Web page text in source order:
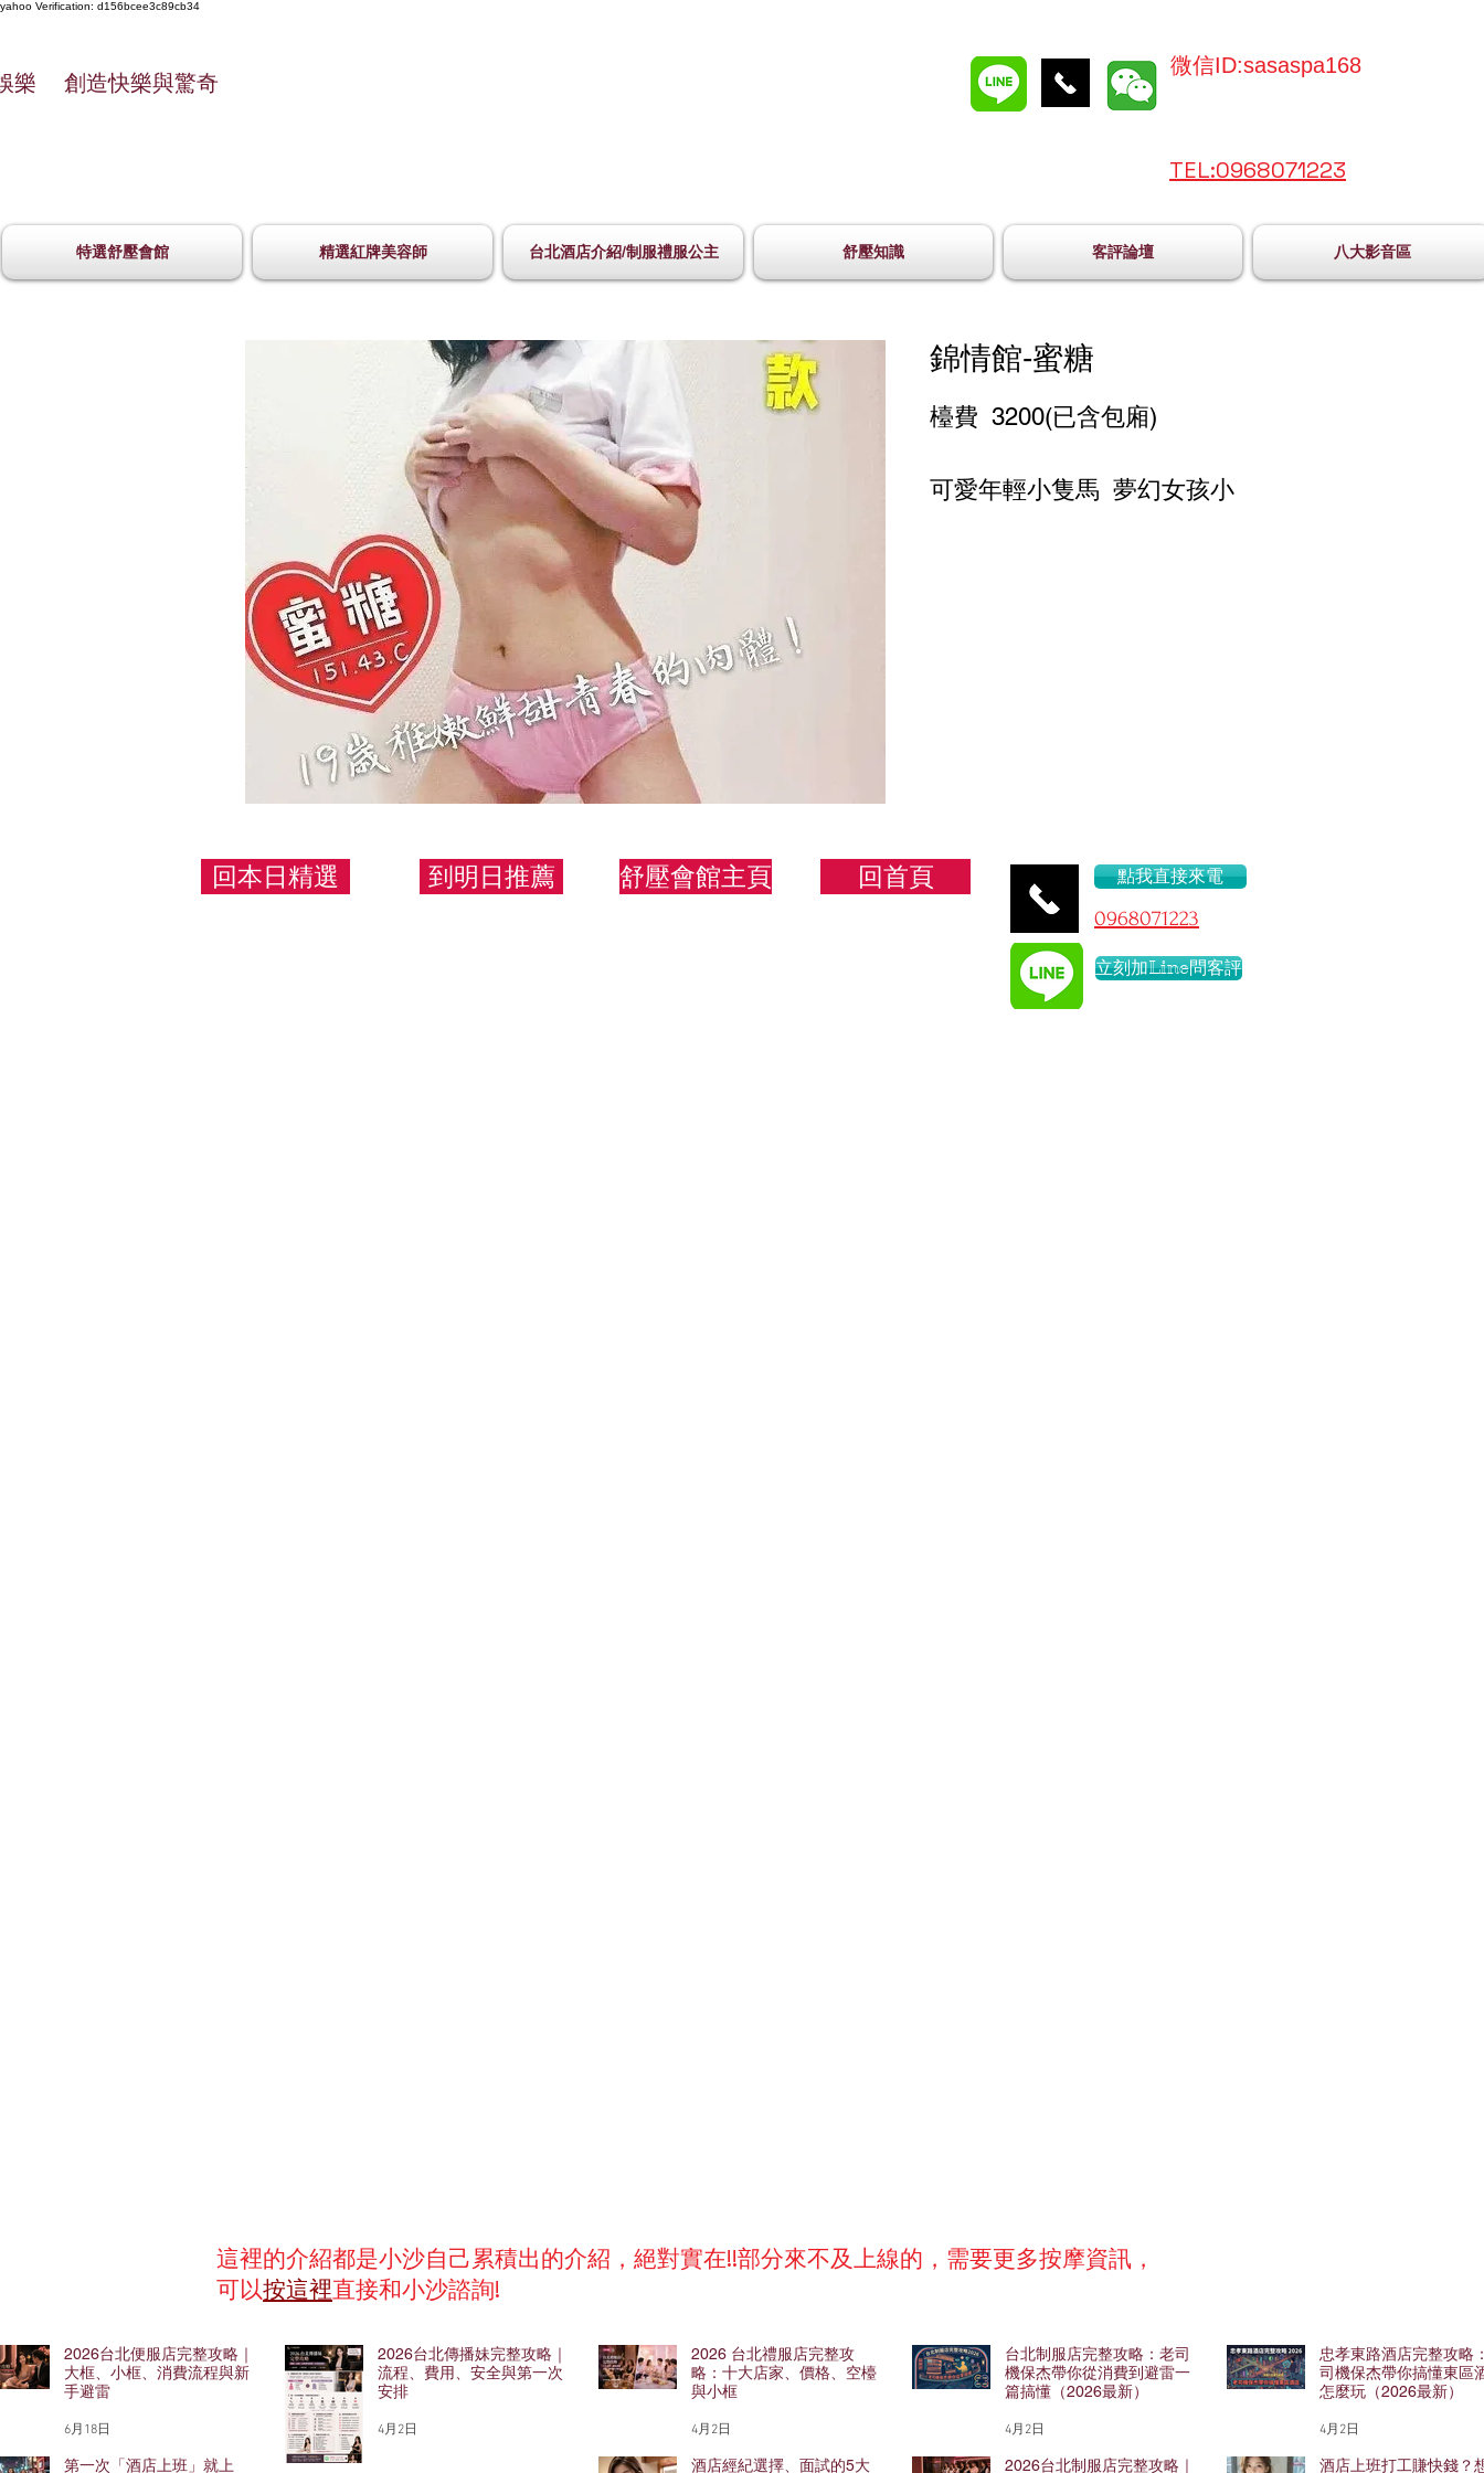
yahoo Verification: d156bcee3c89cb34
樂 創造快樂與驚奇
微信ID:sasaspa168
TEL:0968071223
特選舒壓會館 精選紅牌美容師 台北酒店介紹/制服禮服公主 舒壓知識 客評論壇 八大影音區
錦情館-蜜糖
檯費 3200(已含包廂)
可愛年輕小隻馬 夢幻女孩小
回本日精選 到明日推薦 舒壓會館主頁 回首頁 點我直接來電
0968071223
立刻加Line問客評
這裡的介紹都是小沙自己累積出的介紹，絕對實在!!部分來不及上線的，需要更多按摩資訊，
可以按這裡直接和小沙諮詢!
2026台北便服店完整攻略｜
大框、小框、消費流程與新
手避雷
6月18日
2026台北傳播妹完整攻略｜
流程、費用、安全與第一次
安排
4月2日
2026 台北禮服店完整攻
略：十大店家、價格、空檯
與小框
4月2日
台北制服店完整攻略：老司
機保杰帶你從消費到避雷一
篇搞懂（2026最新）
4月2日
忠孝東路酒店完整攻略
司機保杰帶你搞懂東區
怎麼玩（2026最新）
4月2日
第一次「酒店上班」就上 酒店經紀選擇、面試的5大 2026台北制服店完整攻略｜ 酒店上班打工賺快錢？